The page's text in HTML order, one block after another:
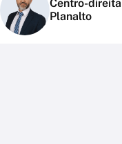
Centro-
Planalto